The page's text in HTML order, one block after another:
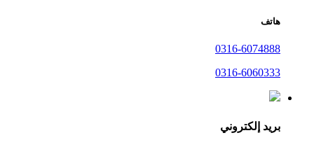
هاتف
0316-6074888
0316-6060333
بريد إلكتروني